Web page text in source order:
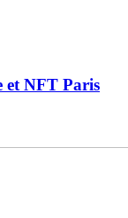
et NFT Paris